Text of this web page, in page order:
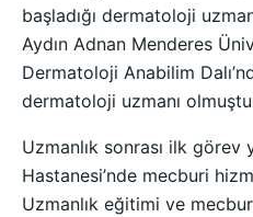
başladığı dermatoloji
Aydın Adnan Menderes
Dermatoloji Anabilim
dermatoloji uzmanı
Uzmanlık sonrası ilk görev
Hastanesi’nde mecburi
Uzmanlık eğitimi ve